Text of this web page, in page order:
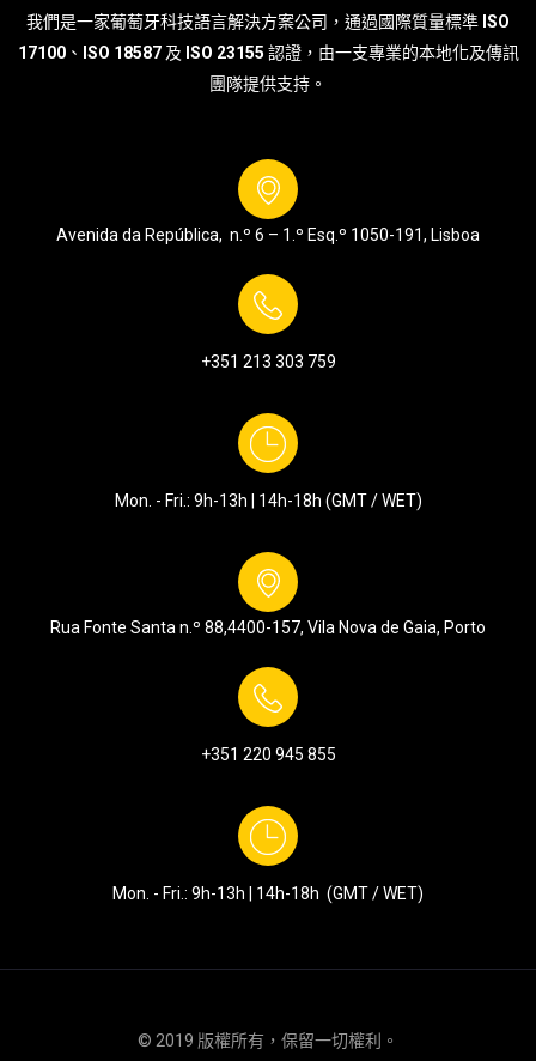
我們是一家葡萄牙科技語言解決方案公司，通過國際質量標準 ISO
17100、 ISO 18587及 ISO 23155 認證，由一支專業的本地化及傳訊
團隊提供支持。
Avenida da República, n.º 6 – 1.º Esq.º 1050-191, Lisboa
+351 213 303 759
Mon. - Fri.: 9h-13h | 14h-18h (GMT / WET)
Rua Fonte Santa n.º 88,4400-157, Vila Nova de Gaia, Porto
+351 220 945 855
Mon. - Fri.: 9h-13h | 14h-18h (GMT / WET)
© 2019 版權所有，保留一切權利。